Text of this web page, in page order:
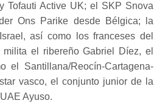
Tofauti Active UK; el SKP Snova
Ons Parike desde Bélgica; la
así como los franceses del
el ribereño Gabriel Díez, el
el Santillana/Reocín-Cartagena-
vasco, el conjunto junior de la
Ayuso.